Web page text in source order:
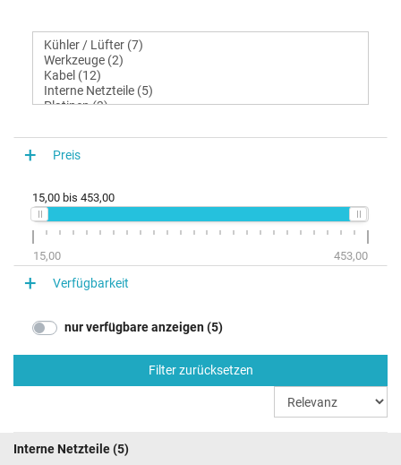
Preis
15,00 bis 453,00
15,00 453,00
Verfügbarkeit
nur verfügbare anzeigen (5)
Filter zurücksetzen
Interne Netzteile(5)